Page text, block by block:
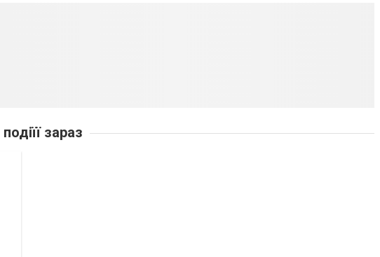
подіїї зараз